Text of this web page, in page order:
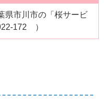
市川市の「桜サービ
172 ）